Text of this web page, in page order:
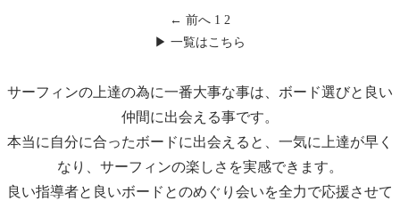
← 前へ 1 2
▶ 一覧はこちら
サーフィンの上達の為に一番大事な事は、ボード選びと良い
仲間に出会える事です。
本当に自分に合ったボードに出会えると、一気に上達が早く
なり、サーフィンの楽しさを実感できます。
良い指導者と良いボードとのめぐり会いを全力で応援させて